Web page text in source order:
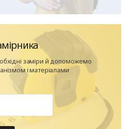
заміри й допоможемо
і матеріалами